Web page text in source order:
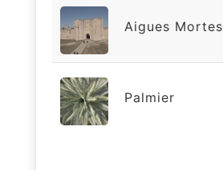
Aigues Mortes
Palmier